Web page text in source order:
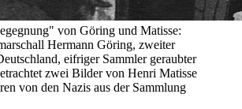
von Göring und Matisse:
Hermann Göring, zweiter
eifriger Sammler geraubter
zwei Bilder von Henri Matisse
von den Nazis aus der Sammlung